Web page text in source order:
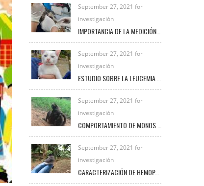
September 27, 2021 for
investigación
September 27, 2021 for
investigación
September 27, 2021 for
investigación
September 27, 2021 for
investigación
CARACTERIZACIÓN DE HEMOPARÁSITOS PRESENTES EN AVES SILVESTRES EN EL MUNICIPIO DE FREDONIA DURANTE EL PERIODO 2020 – 2021